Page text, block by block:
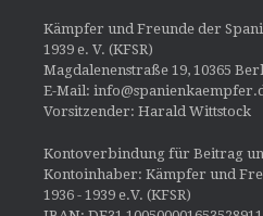
Kämpfer und Freunde der
1939 e. V. (KFSR)
Magdalenenstraße 19, 10365
E-Mail:
Vorsitzender: Harald Wittstock
Kontoverbindung für Beitrag
Kontoinhaber: Kämpfer und
1936 - 1939 e.V. (KFSR)